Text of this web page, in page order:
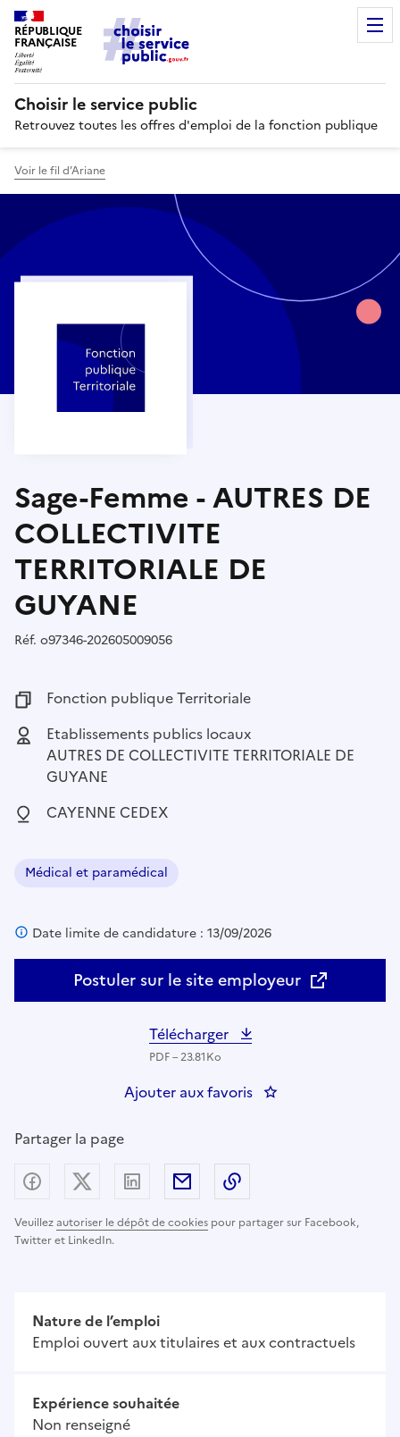
RÉPUBLIQUE
FRANÇAISE
Choisir le service public
Retrouvez toutes les offres d'emploi de la fonction publique
Voir le fil d’Ariane
Sage-Femme - AUTRES DE
COLLECTIVITE
TERRITORIALE DE
GUYANE
Réf. Référence :
o97346-202605009056
Fonction publique :
Fonction publique Territoriale
Employeur :
Etablissements publics locaux
AUTRES DE COLLECTIVITE TERRITORIALE DE
GUYANE
Localisation :
CAYENNE CEDEX
Domaine :
Médical et paramédical
Postuler sur le site employeur
Date limite de candidature : 13/09/2026
Télécharger
PDF – 23.81Ko
Ajouter aux favoris : Sage-Femme -
Partager la page
Veuillezautoriser le dépôt de cookies pour partager sur Facebook,
Twitter et LinkedIn.
Partager sur Facebook
Partager sur X (anciennement Twitter) -
Partager sur LinkedIn
Partager par email
Nature de l’emploi
Emploi ouvert aux titulaires et aux contractuels
Expérience souhaitée
Non renseigné